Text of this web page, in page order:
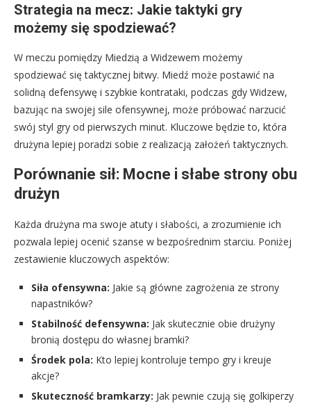
Strategia na mecz: Jakie taktyki gry
możemy się spodziewać?
W meczu pomiędzy Miedzią a Widzewem możemy
spodziewać się taktycznej bitwy. Miedź może postawić na
solidną defensywę i szybkie kontrataki, podczas gdy Widzew,
bazując na swojej sile ofensywnej, może próbować narzucić
swój styl gry od pierwszych minut. Kluczowe będzie to, która
drużyna lepiej poradzi sobie z realizacją założeń taktycznych.
Porównanie sił: Mocne i słabe strony obu
drużyn
Każda drużyna ma swoje atuty i słabości, a zrozumienie ich
pozwala lepiej ocenić szanse w bezpośrednim starciu. Poniżej
zestawienie kluczowych aspektów:
Siła ofensywna: Jakie są główne zagrożenia ze strony
napastników?
Stabilność defensywna: Jak skutecznie obie drużyny
bronią dostępu do własnej bramki?
Środek pola: Kto lepiej kontroluje tempo gry i kreuje
akcje?
Skuteczność bramkarzy: Jak pewnie czują się golkiperzy